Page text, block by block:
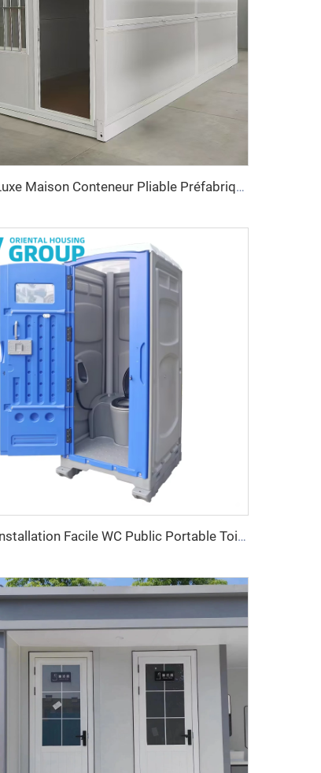
2024 Luxe Maison Conteneur Pliable Préfabriquée 20 pieds Carrés à Vendre
2025 Installation Facile WC Public Portable Toilette Luxe Salle de Bain Portable et Cabine de Douche Toilette Outdoor